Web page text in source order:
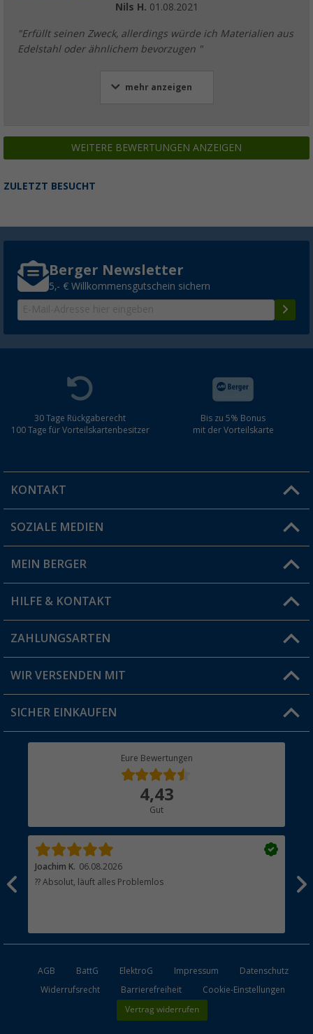
Nils H. 01.08.2021
"Erfüllt seinen Zweck, allerdings würde ich Materialien aus
Edelstahl oder ähnlichem bevorzugen "
mehr anzeigen
WEITERE BEWERTUNGEN ANZEIGEN
ZULETZT BESUCHT
Berger Newsletter
5,- € Willkommensgutschein sichern
30 Tage Rückgaberecht
100 Tage für Vorteilskartenbesitzer
Bis zu 5% Bonus
mit der Vorteilskarte
KONTAKT
Du hast eine Frage?
Filiale finden
SOZIALE MEDIEN
MEIN BERGER
Vorteilskarte
Blog
Jobs & Karriere
HILFE & KONTAKT
FAQ & Kontakt
Versandinformationen
Rücksendung
ZAHLUNGSARTEN
WIR VERSENDEN MIT
SICHER EINKAUFEN
Eure Bewertungen
4,43
Gut
Joachim K. 06.08.2026
?? Absolut, läuft alles Problemlos
AGB BattG ElektroG Impressum
Datenschutz
Widerrufsrecht
Barrierefreiheit Cookie-Einstellungen
Vertrag widerrufen